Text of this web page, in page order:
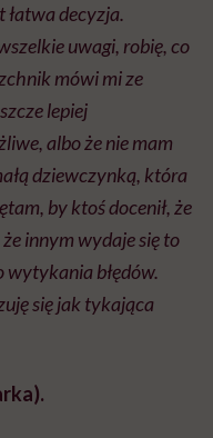
łatwa decyzja.
uwagi, robię, co
mówi mi ze
lepiej
albo że nie mam
dziewczynką, która
by ktoś docenił, że
innym wydaje się to
wytykania błędów.
się jak tykająca